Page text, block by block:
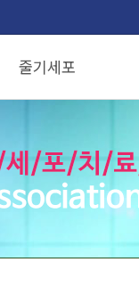
줄기세포
줄기세포를 이용한 시술
줄기세포치료 전후사진
줄기세포 무릎치료